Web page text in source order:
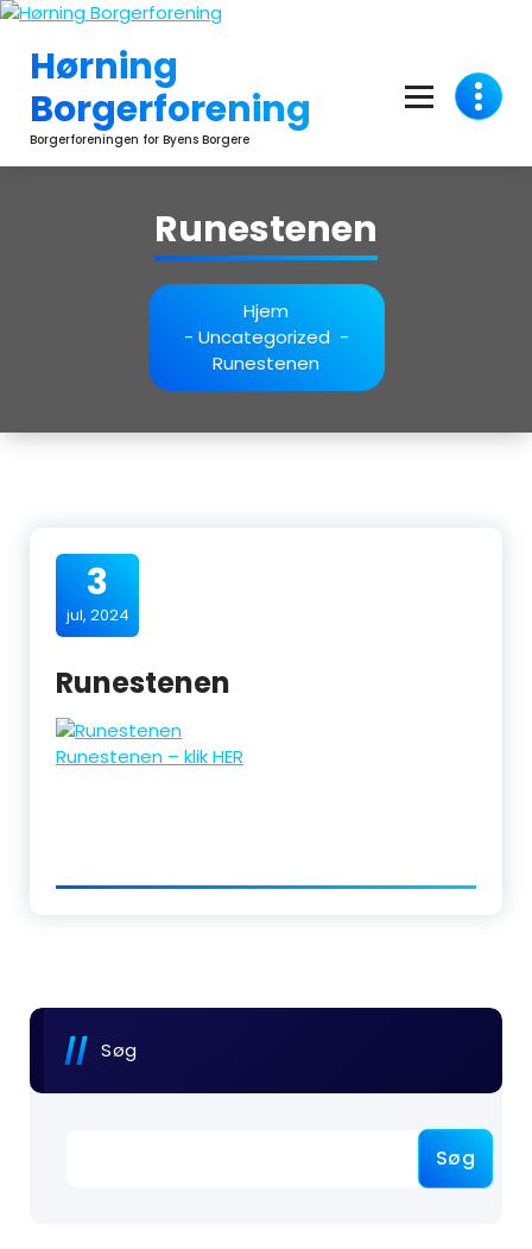
Videre
indholdHørning
Borgerforening
Borgerforeningen for Byens Borgere
Runestenen
Hjem
- Uncategorized-
Runestenen
3
jul, 2024
Runestenen
Runestenen – klik HER
Søg
Søg